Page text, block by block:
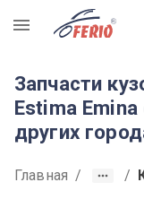
R
Запчасти
Estima
других
Главная / /